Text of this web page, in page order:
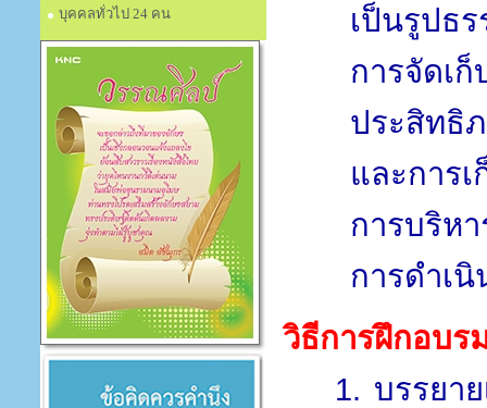
บุคคลทั่วไป 24 คน
เป็นรูปธ
การจัดเ
ประสิทธิ
และการ
การบริห
การดำเ
วิธีการฝึกอบร
1. บรรยา